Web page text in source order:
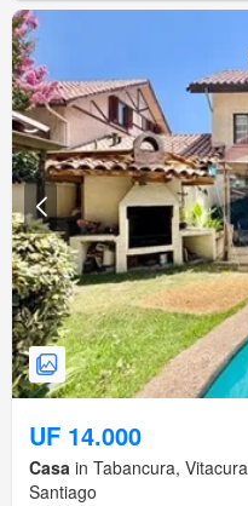
UF 14.000
Casa in Tabancura,
Santiago